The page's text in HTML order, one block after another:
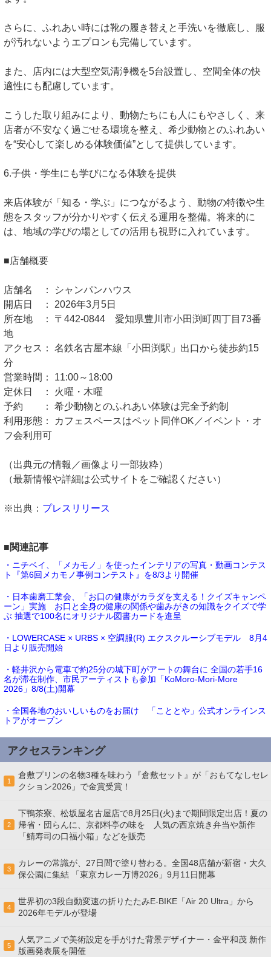
さらに、ふれあい時には靴の履き替えと手洗いを徹底し、服
が汚れないようエプロンも完備しています。
また、店内には大型空気清浄機を5台設置し、空間全体の快
適性にも配慮しています。
こうした取り組みにより、動物たちにも人にもやさしく、来
店者が不安なく過ごせる環境を整え、希少動物とのふれあい
を“安心して楽しめる体験価値”として提供しています。
6.子供・学生にも学びになる体験を提供
来店体験が「知る・学ぶ」につながるよう、動物の特徴や生
態をスタッフが分かりやすく伝える運用を整備。将来的に
は、地域の学びの場としての活用も視野に入れています。
■店舗概要
店舗名 ： シャンパンハウス
開店日 ： 2026年3月5日
所在地 ： 〒442-0844 愛知県豊川市小田渕町四丁目73番
地
アクセス： 名鉄名古屋本線「小田渕駅」出口から徒歩約15
分
営業時間： 11:00～18:00
定休日 ： 火曜・木曜
予約 ： 希少動物とのふれあい体験は完全予約制
利用形態： カフェスペースはペット同伴OK／イベント・オ
フ会利用可
（出典元の情報／画像より一部抜粋）
（最新情報や詳細は公式サイトをご確認ください）
※出典： プレスリリース
■関連記事
・ニチベイ、「メカモノ」を使ったインテリアの写真・動画コンテス
ト『第6回メカモノ事例コンテスト』を8/3より開催
・日本歯磨工業会、「お口の健康がカラダを支える！クイズキャンペ
ーン」実施 お口と全身の健康の関係や歯みがきの知識をクイズで学
ぶ 抽選で100名にオリジナル図書カードを進呈
・LOWERCASE × URBS × 空調服(R) エクスクルーシブモデル 8月4
日より販売開始
・軽井沢から電車で約25分の城下町がアートの舞台に 全国の若手16
名が滞在制作、市民アーティストも参加「KoMoro-Mori-More
2026」8/8(土)開幕
・全国各地のおいしいものをお届け 「こととや」公式オンラインス
トアがオープン
アクセスランキング
1
倉敷プリンの名物3種を味わう『倉敷セット』が「おもてなしセレ
クション2026」で金賞受賞！
2
下鴨茶寮、松坂屋名古屋店で8月25日(火)まで期間限定出店！夏の
帰省・団らんに、京都料亭の味を 人気の西京焼き弁当や新作
「鯖寿司の口福小箱」などを販売
3
カレーの常識が、27日間で塗り替わる。全国48店舗が新宿・大久
保公園に集結 「東京カレー万博2026」9月11日開幕
4
世界初の3段自動変速の折りたたみE-BIKE「Air 20 Ultra」から
2026年モデルが登場
5
人気アニメで美術設定を手がけた背景デザイナー・金平和茂 新作
版画発表展を開催